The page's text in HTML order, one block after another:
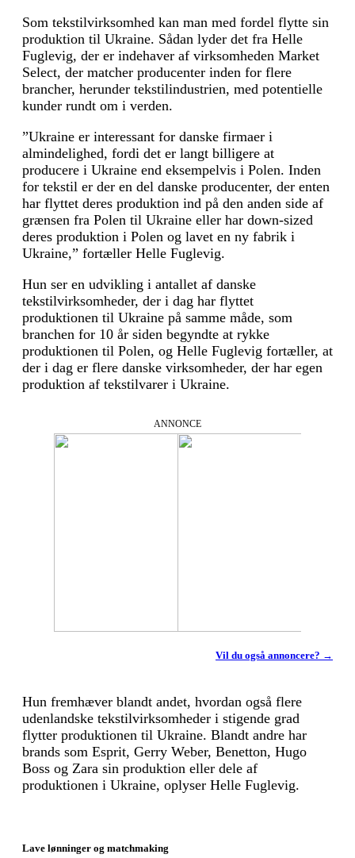
Som tekstilvirksomhed kan man med fordel flytte sin
produktion til Ukraine. Sådan lyder det fra Helle
Fuglevig, der er indehaver af virksomheden Market
Select, der matcher producenter inden for flere
brancher, herunder tekstilindustrien, med potentielle
kunder rundt om i verden.
”Ukraine er interessant for danske firmaer i
almindelighed, fordi det er langt billigere at
producere i Ukraine end eksempelvis i Polen. Inden
for tekstil er der en del danske producenter, der enten
har flyttet deres produktion ind på den anden side af
grænsen fra Polen til Ukraine eller har down-sized
deres produktion i Polen og lavet en ny fabrik i
Ukraine,” fortæller Helle Fuglevig.
Hun ser en udvikling i antallet af danske
tekstilvirksomheder, der i dag har flyttet
produktionen til Ukraine på samme måde, som
branchen for 10 år siden begyndte at rykke
produktionen til Polen, og Helle Fuglevig fortæller, at
der i dag er flere danske virksomheder, der har egen
produktion af tekstilvarer i Ukraine.
ANNONCE
Vil du også annoncere? →
Hun fremhæver blandt andet, hvordan også flere
udenlandske tekstilvirksomheder i stigende grad
flytter produktionen til Ukraine. Blandt andre har
brands som Esprit, Gerry Weber, Benetton, Hugo
Boss og Zara sin produktion eller dele af
produktionen i Ukraine, oplyser Helle Fuglevig.
Lave lønninger og matchmaking